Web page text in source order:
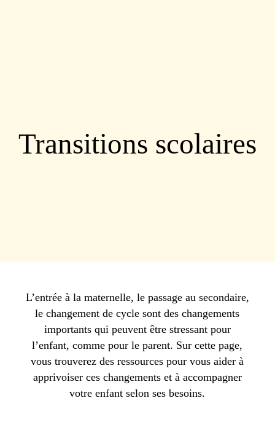
Transitions scolaires
L’entrée à la maternelle, le passage au secondaire,
le changement de cycle sont des changements
importants qui peuvent être stressant pour
l’enfant, comme pour le parent. Sur cette page,
vous trouverez des ressources pour vous aider à
apprivoiser ces changements et à accompagner
votre enfant selon ses besoins.